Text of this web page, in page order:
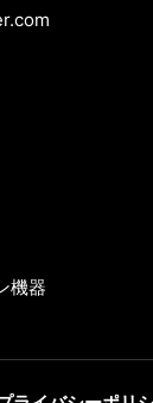
機器